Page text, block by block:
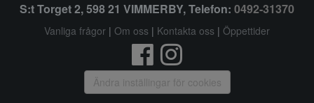
S:t Torget 2, 598 21 VIMMERBY, Telefon: 0492-31370
Vanliga frågor | Om oss | Kontakta oss | Öppettider
Ändra inställingar för cookies